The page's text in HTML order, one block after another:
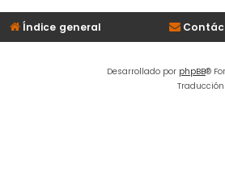
Índice general
Desarrollado por phpBB®